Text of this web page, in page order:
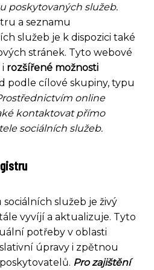
poskytovaných služeb.
a seznamu
služeb je k dispozici také
stránek. Tyto webové
rozšířené možnosti
podle cílové skupiny, typu
online
kontaktovat přímo
sociálních služeb.
služeb je živý
vyvíjí a aktualizuje. Tyto
potřeby v oblasti
úpravy i zpětnou
Pro zajištění